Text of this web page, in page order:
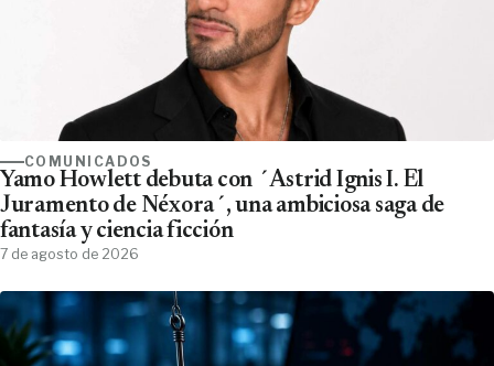
COMUNICADOS
Yamo Howlett debuta con ´Astrid Ignis I. El
Juramento de Néxora´, una ambiciosa saga de
fantasía y ciencia ficción
7 de agosto de 2026